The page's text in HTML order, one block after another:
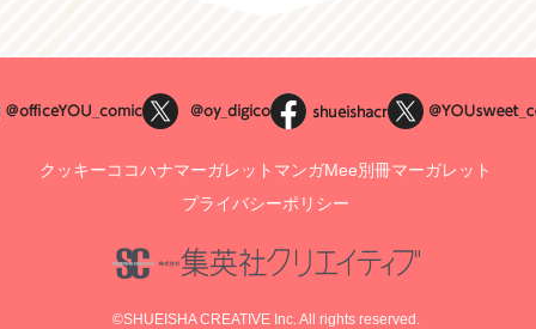
クッキーココハナマーガレット マンガMee別冊マーガレット
プライバシーポリシー
©SHUEISHA CREATIVE Inc. All rights reserved.